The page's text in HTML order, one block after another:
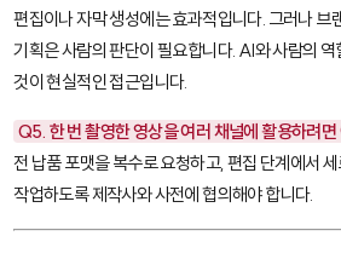
편집이나 자막 생성에는 효과적입니다. 그러나 브
기획은 사람의 판단이 필요합니다. AI와 사람의
것이 현실적인 접근입니다.
Q5. 한 번 촬영한 영상을 여러 채널에 활용하려
전 납품 포맷을 복수로 요청하고, 편집 단계에서
작업하도록 제작사와 사전에 협의해야 합니다.